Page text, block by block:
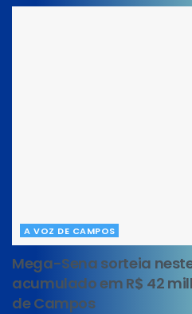
A VOZ DE CAMPOS
Mega-Sena sorteia
acumulado em R$ 42
de Campos